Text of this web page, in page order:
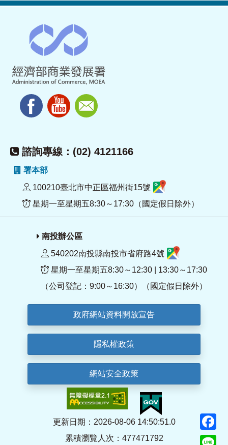
諮詢專線：(02) 4121166
署本部
100210臺北市中正區福州街15號
星期一至星期五8:30～17:30（國定假日除外）
南投辦公區
540202南投縣南投市省府路4號
星期一至星期五8:30～12:30 | 13:30～17:30
（公司登記：9:00～16:30）（國定假日除外）
政府網站資料開放宣告
隱私權政策
網站安全政策
更新日期：2026-08-06 14:50:51.0
累積瀏覽人次：477471792